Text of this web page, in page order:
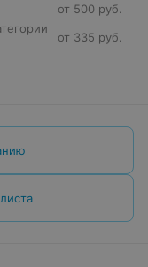
от 500 руб.
от 335 руб.